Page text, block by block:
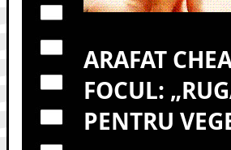
ARAFAT
FOCUL:
PENTRU